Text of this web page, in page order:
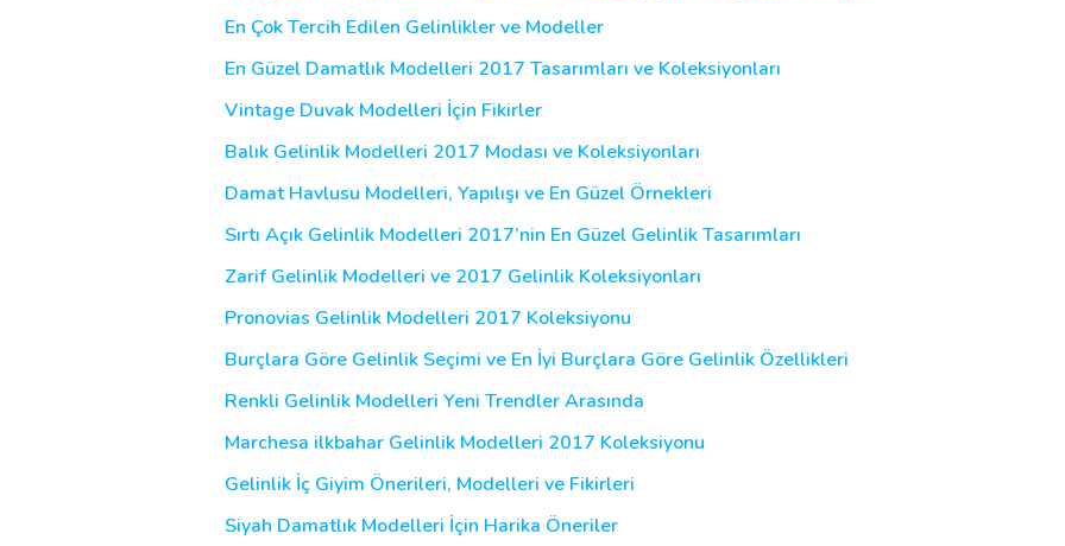
En Çok Tercih Edilen Gelinlikler ve Modeller
En Güzel Damatlık Modelleri 2017 Tasarımları ve Koleksiyonları
Vintage Duvak Modelleri İçin Fikirler
Balık Gelinlik Modelleri 2017 Modası ve Koleksiyonları
Damat Havlusu Modelleri, Yapılışı ve En Güzel Örnekleri
Sırtı Açık Gelinlik Modelleri 2017’nin En Güzel Gelinlik Tasarımları
Zarif Gelinlik Modelleri ve 2017 Gelinlik Koleksiyonları
Pronovias Gelinlik Modelleri 2017 Koleksiyonu
Burçlara Göre Gelinlik Seçimi ve En İyi Burçlara Göre Gelinlik Özellikleri
Renkli Gelinlik Modelleri Yeni Trendler Arasında
Marchesa ilkbahar Gelinlik Modelleri 2017 Koleksiyonu
Gelinlik İç Giyim Önerileri, Modelleri ve Fikirleri
Siyah Damatlık Modelleri İçin Harika Öneriler